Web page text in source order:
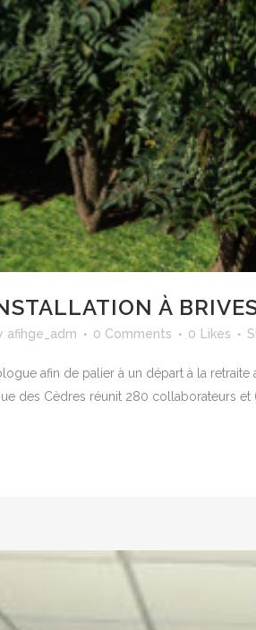
À
afihge_adm 0 Comments 0 Likes
afin de palier à un départ à la
des Cèdres réunit 280 collaborateurs et